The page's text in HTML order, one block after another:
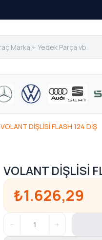
VOLANT DİŞLİSİ FLASH 124 DİŞ
VOLANT DİŞLİSİ
₺1.626,29
− +